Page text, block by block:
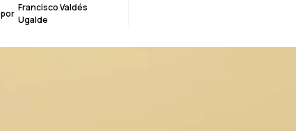
por
Francisco Valdés
Ugalde